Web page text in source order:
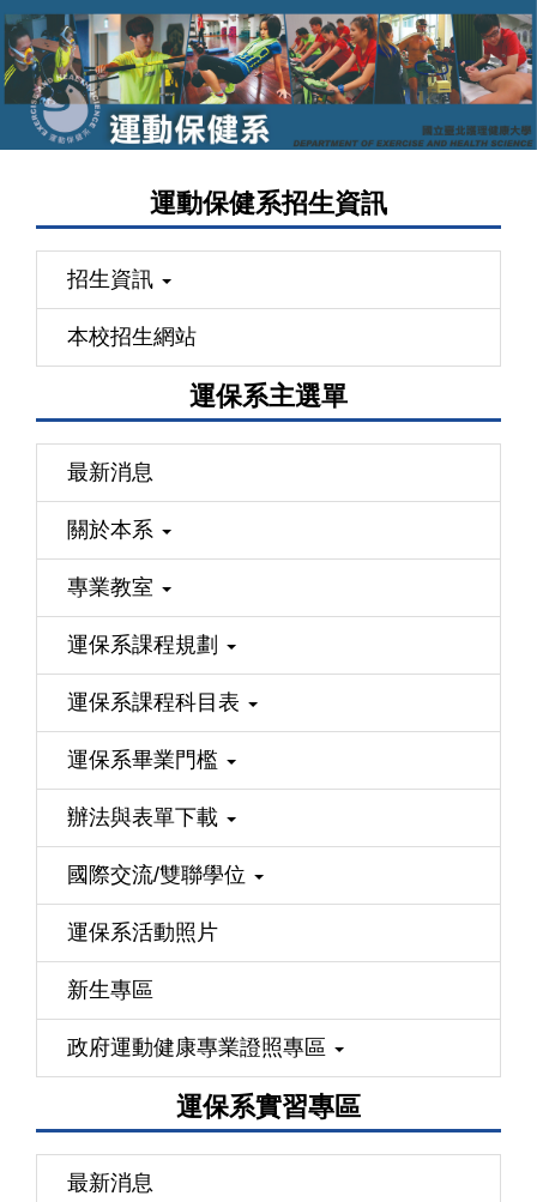
跳
到
要
內
運動保健系招生資訊
招生資訊
本校招生網站
運保系主選單
最新消息
關於本系
專業教室
運保系課程規劃
運保系課程科目表
運保系畢業門檻
辦法與表單下載
國際交流/雙聯學位
運保系活動照片
新生專區
政府運動健康專業證照專區
運保系實習專區
最新消息